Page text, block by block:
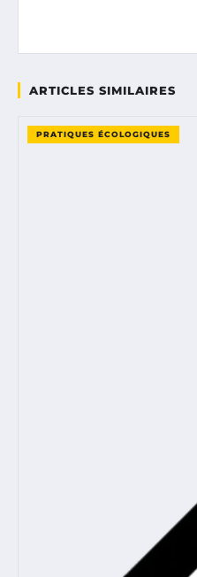
ARTICLES SIMILAIRES
PRATIQUES ÉCOLOGIQUES